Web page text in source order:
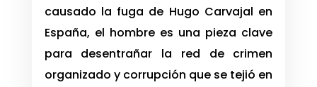
causado la fuga de Hugo Carvajal en
España, el hombre es una pieza clave
para desentrañar la red de crimen
organizado y corrupción que se tejió en